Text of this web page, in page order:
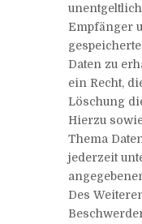
Empfänger
Daten zu
ein Recht,
Löschung
Hierzu
Thema
jederzeit
Des